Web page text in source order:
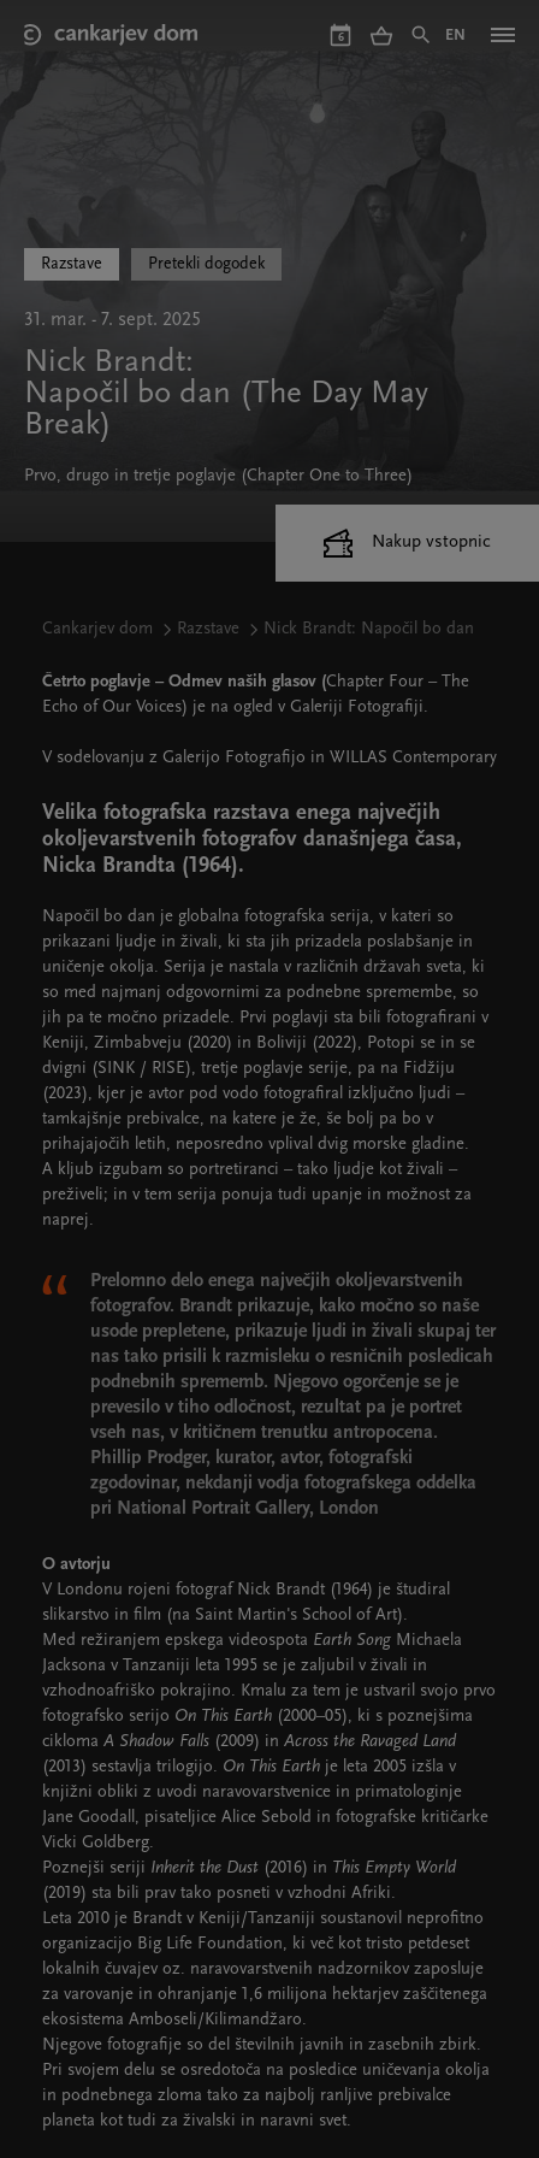
main
content
6 EN
Razstave Pretekli dogodek
31. mar. - 7. sept. 2025
Nick Brandt:
Napočil bo dan (The Day May
Break)
Prvo, drugo in tretje poglavje (Chapter One to Three)
Cankarjev dom Razstave Nick Brandt: Napočil bo dan
Četrto poglavje – Odmev naših glasov (Chapter Four – The
Echo of Our Voices) je na ogled v Galeriji Fotografiji.
V sodelovanju z Galerijo Fotografijo in WILLAS Contemporary
Velika fotografska razstava enega največjih
okoljevarstvenih fotografov današnjega časa,
Nicka Brandta (1964).
Napočil bo dan je globalna fotografska serija, v kateri so
prikazani ljudje in živali, ki sta jih prizadela poslabšanje in
uničenje okolja. Serija je nastala v različnih državah sveta, ki
so med najmanj odgovornimi za podnebne spremembe, so
jih pa te močno prizadele. Prvi poglavji sta bili fotografirani v
Keniji, Zimbabveju (2020) in Boliviji (2022), Potopi se in se
dvigni (SINK / RISE), tretje poglavje serije, pa na Fidžiju
(2023), kjer je avtor pod vodo fotografiral izključno ljudi –
tamkajšnje prebivalce, na katere je že, še bolj pa bo v
prihajajočih letih, neposredno vplival dvig morske gladine.
A kljub izgubam so portretiranci – tako ljudje kot živali –
preživeli; in v tem serija ponuja tudi upanje in možnost za
naprej.
Prelomno delo enega največjih okoljevarstvenih
fotografov. Brandt prikazuje, kako močno so naše
usode prepletene, prikazuje ljudi in živali skupaj ter
nas tako prisili k razmisleku o resničnih posledicah
podnebnih sprememb. Njegovo ogorčenje se je
prevesilo v tiho odločnost, rezultat pa je portret
vseh nas, v kritičnem trenutku antropocena.
Phillip Prodger, kurator, avtor, fotografski
zgodovinar, nekdanji vodja fotografskega oddelka
pri National Portrait Gallery, London
O avtorju
V Londonu rojeni fotograf Nick Brandt (1964) je študiral
slikarstvo in film (na Saint Martin's School of Art).
Med režiranjem epskega videospota Earth Song Michaela
Jacksona v Tanzaniji leta 1995 se je zaljubil v živali in
vzhodnoafriško pokrajino. Kmalu za tem je ustvaril svojo prvo
fotografsko serijo On This Earth (2000–05), ki s poznejšima
cikloma A Shadow Falls (2009) in Across the Ravaged Land
(2013) sestavlja trilogijo. On This Earth je leta 2005 izšla v
knjižni obliki z uvodi naravovarstvenice in primatologinje
Jane Goodall, pisateljice Alice Sebold in fotografske kritičarke
Vicki Goldberg.
Poznejši seriji Inherit the Dust (2016) in This Empty World
(2019) sta bili prav tako posneti v vzhodni Afriki.
Leta 2010 je Brandt v Keniji/Tanzaniji soustanovil neprofitno
organizacijo Big Life Foundation, ki več kot tristo petdeset
lokalnih čuvajev oz. naravovarstvenih nadzornikov zaposluje
za varovanje in ohranjanje 1,6 milijona hektarjev zaščitenega
ekosistema Amboseli/Kilimandžaro.
Njegove fotografije so del številnih javnih in zasebnih zbirk.
Pri svojem delu se osredotoča na posledice uničevanja okolja
in podnebnega zloma tako za najbolj ranljive prebivalce
planeta kot tudi za živalski in naravni svet.
Nakup vstopnic